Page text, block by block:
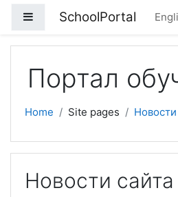
Side panel
SchoolPortal
Портал
Home Site pages Новости
Новости сайта